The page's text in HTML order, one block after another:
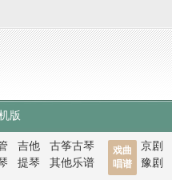
版
吉他
古筝古琴
提琴 其他乐谱
戏曲
唱谱
京剧
豫剧